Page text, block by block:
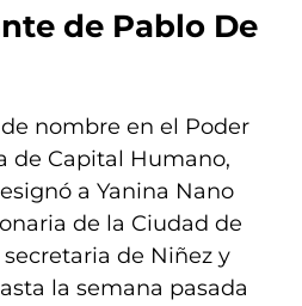
de Pablo De
nombre en el Poder
de Capital Humano,
a Yanina Nano
de la Ciudad de
de Niñez y
la semana pasada